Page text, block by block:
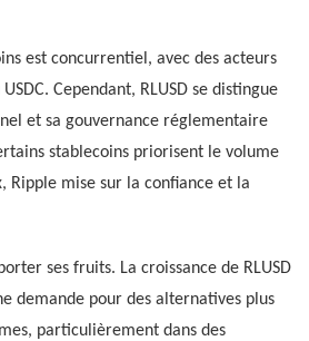
est concurrentiel, avec des acteurs
Cependant, RLUSD se distingue
et sa gouvernance réglementaire
stablecoins priorisent le volume
mise sur la confiance et la
ses fruits. La croissance de RLUSD
demande pour des alternatives plus
particulièrement dans des